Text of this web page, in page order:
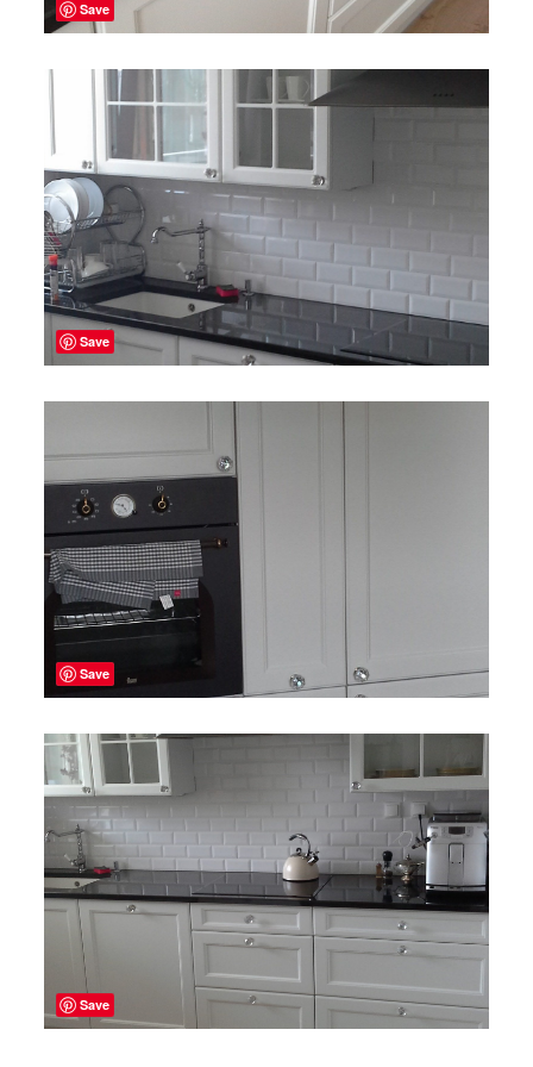
Save
Save
Save
Save